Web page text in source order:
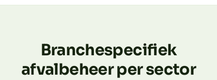
Branchespecifiek
afvalbeheer per sector